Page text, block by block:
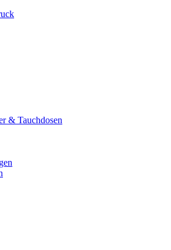
& Tauchdosen